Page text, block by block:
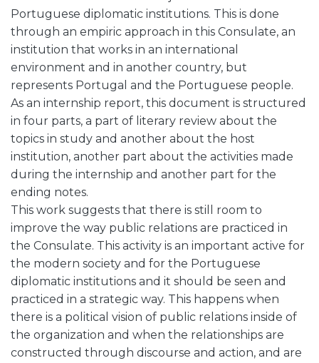
Portuguese diplomatic institutions. This is done
through an empiric approach in this Consulate, an
institution that works in an international
environment and in another country, but
represents Portugal and the Portuguese people.
As an internship report, this document is structured
in four parts, a part of literary review about the
topics in study and another about the host
institution, another part about the activities made
during the internship and another part for the
ending notes.
This work suggests that there is still room to
improve the way public relations are practiced in
the Consulate. This activity is an important active for
the modern society and for the Portuguese
diplomatic institutions and it should be seen and
practiced in a strategic way. This happens when
there is a political vision of public relations inside of
the organization and when the relationships are
constructed through discourse and action, and are